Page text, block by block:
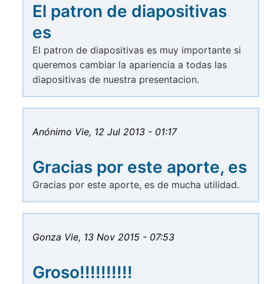
El patron de diapositivas
es
El patron de diapositivas es muy importante si
queremos cambiar la apariencia a todas las
diapositivas de nuestra presentacion.
Anónimo Vie, 12 Jul 2013 - 01:17
Gracias por este aporte, es
Gracias por este aporte, es de mucha utilidad.
Gonza Vie, 13 Nov 2015 - 07:53
Groso!!!!!!!!!!